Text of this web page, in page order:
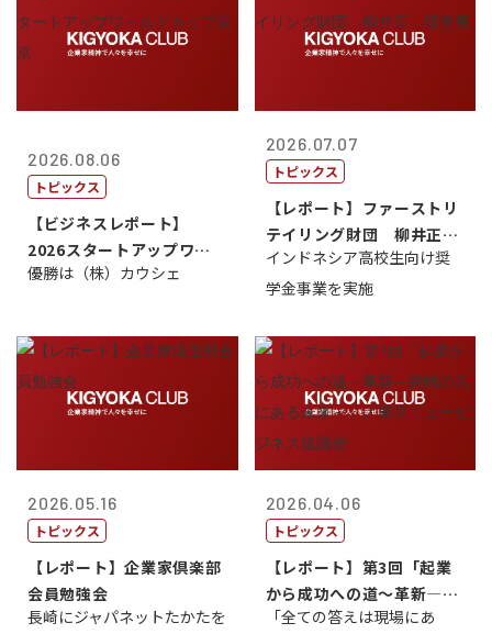
2026.08.06
トピックス
【ビジネスレポート】
2026スタートアップワー
ルドカップ東京
優勝は（株）カウシェ
2026.07.07
トピックス
【レポート】ファーストリ
テイリング財団 柳井正
理事長
インドネシア高校生向け奨
学金事業を実施
2026.05.16
トピックス
【レポート】企業家倶楽部
会員勉強会
長崎にジャパネットたかたを
2026.04.06
トピックス
【レポート】第3回「起業
から成功への道～革新―挑
戦の先にある...
「全ての答えは現場にあ